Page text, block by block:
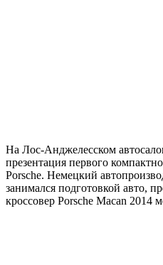
На Лос-Анджелесском
презентация первого
Porsche. Немецкий
занимался подготовкой авто,
кроссовер Porsche Macan 2014